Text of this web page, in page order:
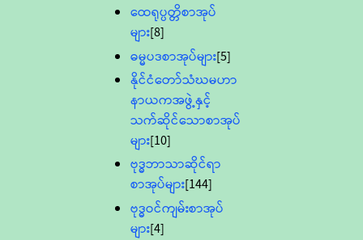
ထေရုပ္ပတ္တိစာအုပ်
များ[8]
ဓမ္မပဒစာအုပ်များ[5]
နိုင်ငံတော်သံဃမဟာ
နာယကအဖွဲ့နှင့်
သက်ဆိုင်သောစာအုပ်
များ[10]
ဗုဒ္ဓဘာသာဆိုင်ရာ
စာအုပ်များ[144]
ဗုဒ္ဓဝင်ကျမ်းစာအုပ်
များ[4]